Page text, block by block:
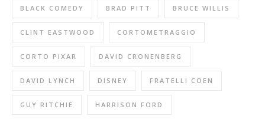
BLACK COMEDY BRAD PITT BRUCE WILLIS
CLINT EASTWOOD CORTOMETRAGGIO
CORTO PIXAR DAVID CRONENBERG
DAVID LYNCH DISNEY FRATELLI COEN
GUY RITCHIE HARRISON FORD